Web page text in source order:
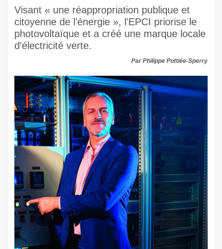
Visant « une réappropriation publique et
citoyenne de l'énergie », l'EPCI priorise le
photovoltaïque et a créé une marque locale
d'électricité verte.
Par Philippe Pottiée-Sperry